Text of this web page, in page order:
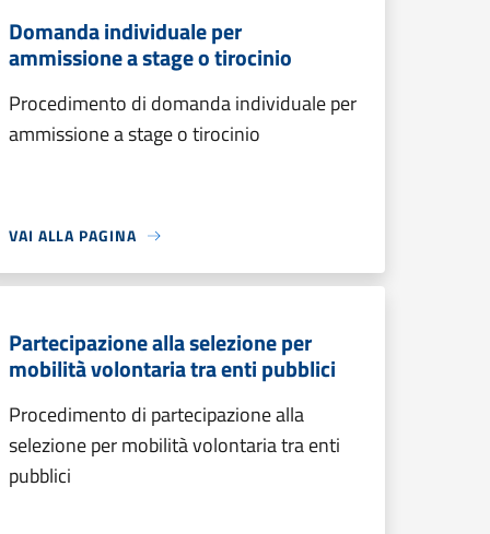
Domanda individuale per
ammissione a stage o tirocinio
Procedimento di domanda individuale per
ammissione a stage o tirocinio
VAI ALLA PAGINA
Partecipazione alla selezione per
mobilità volontaria tra enti pubblici
Procedimento di partecipazione alla
selezione per mobilità volontaria tra enti
pubblici